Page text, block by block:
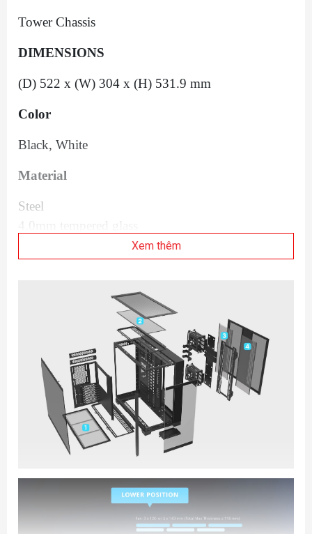
Tower Chassis
DIMENSIONS
(D) 522 x (W) 304 x (H) 531.9 mm
Color
Black, White
Material
Steel
4.0mm tempered glass
EATX(under 280mm)/ATX/MICRO-ATX/MINI-
Expansion Slot
Storage
Behind MB Tray: 3 X 2.5ʹʹ SSD
GPU Length Clearance
Xem thêm